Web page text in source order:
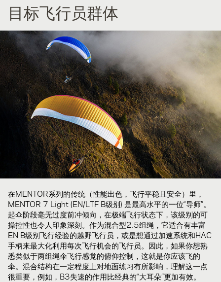
目标飞行员群体
在MENTOR系列的传统（性能出色，飞行平稳且安全）里，
MENTOR 7 Light (EN/LTF B级别) 是最高水平的一位“导师”。
起伞阶段毫无过度前冲倾向，在极端飞行状态下，该级别的可
操控性也令人印象深刻。作为混合型2.5组绳，它适合有丰富
EN B级别飞行经验的越野飞行员，或是想通过加速系统和HAC
手柄来最大化利用每次飞行机会的飞行员。因此，如果你想熟
悉类似于两组绳伞飞行感觉的俯仰控制，这就是你应该飞的
伞。混合结构在一定程度上对地面练习有所影响，理解这一点
很重要，例如，B3失速的作用比经典的“大耳朵”更加有效。